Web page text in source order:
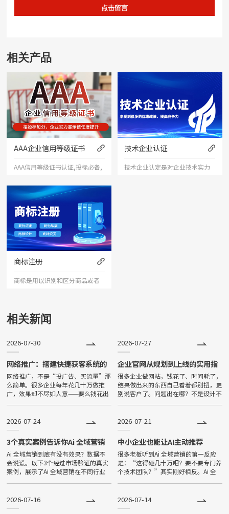
点击留言
相关产品
AAA企业信用等级证书
AAA信用等级证书认证,投标必备,
招投标诚信服务,重合同守信用,评
估证书,权威发证,投标必备可加
分,六网查询真伪,(含招投标网)企
业信用评估
技术企业认证
技术企业认定是对企业技术实力
商标注册
商标是用以识别和区分商品或者
然人、法人或者其他组织的商品
括文字、图形、字母、数字、三
维标志、颜色 组合和声音等，以
及上述要素的组合，均可以作为
商
相关新闻
2026-07-30
网络推广：搭建快捷获客系统的
完整策略
网络推广，不是“投广告、买流量”那
么简单。很多企业每年花几十万做推
广，效果却不尽如人意——要么钱花出
套“让客户主动来找你”的完整系统。
2026-07-27
企业官网从规划到上线的实用指
南
很多企业做网站，钱花了、时间耗了，
结果做出来的东西自己看着都别扭，更
别说客户了。问题出在哪？不是设计不
的、想让他看完做什么”。Many
2026-07-24
3个真实案例告诉你Ai 全域营销
能带来什么
Ai 全域营销到底有没有效果？数据不
会说谎。以下3个经过市场验证的真实
案例，展示了Ai 全域营销在不同行业
2026-07-21
中小企业也能让AI主动推荐
很多老板听到Ai 全域营销的第一反应
是：“这得砸几十万吧？要不要专门养
个技术团队？”其实刚好相反。Ai 全
的方式讲清楚”。以下5个几
2026-07-16 2026-07-14